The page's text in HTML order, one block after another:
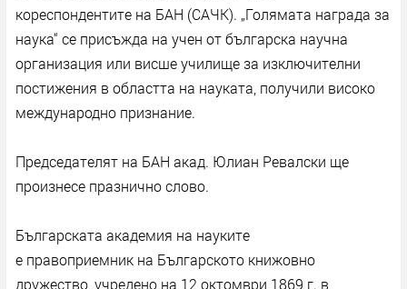
кореспондентите на БАН (САЧК). „Голямата награда за
наука“ се присъжда на учен от българска научна
организация или висше училище за изключителни
постижения в областта на науката, получили високо
международно признание.
Председателят на БАН акад. Юлиан Ревалски ще
произнесе празнично слово.
Българската академия на науките
е правоприемник на Българското книжовно
дружество, учредено на 12 октомври 1869 г. в